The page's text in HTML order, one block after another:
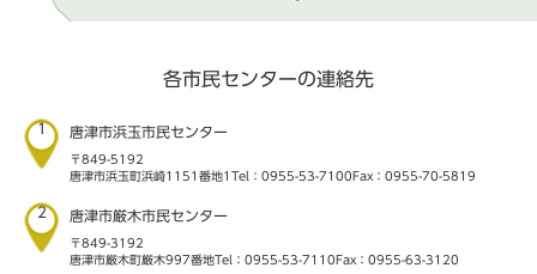
各市民センターの連絡先
1 唐津市浜玉市民センター
〒849-5192
唐津市浜玉町浜崎1151番地1 Tel：0955-53-7100 Fax：0955-70-5819
2 唐津市厳木市民センター
〒849-3192
唐津市厳木町厳木997番地Tel：0955-53-7110 Fax：0955-63-3120